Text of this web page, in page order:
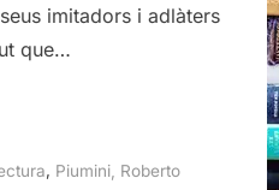
imitadors i adlàters
que…
Piumini, Roberto